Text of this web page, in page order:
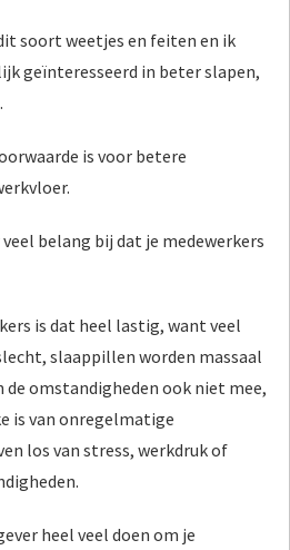
soort weetjes en feiten en ik
geïnteresseerd in beter slapen,
is voor betere
belang bij dat je medewerkers
is dat heel lastig, want veel
slaappillen worden massaal
omstandigheden ook niet mee,
is van onregelmatige
los van stress, werkdruk of
heel veel doen om je